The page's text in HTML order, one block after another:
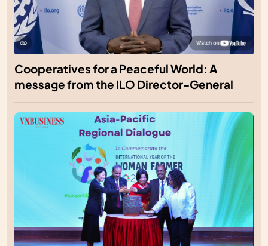
Cooperatives for a Peaceful World: A
message from the ILO Director-General